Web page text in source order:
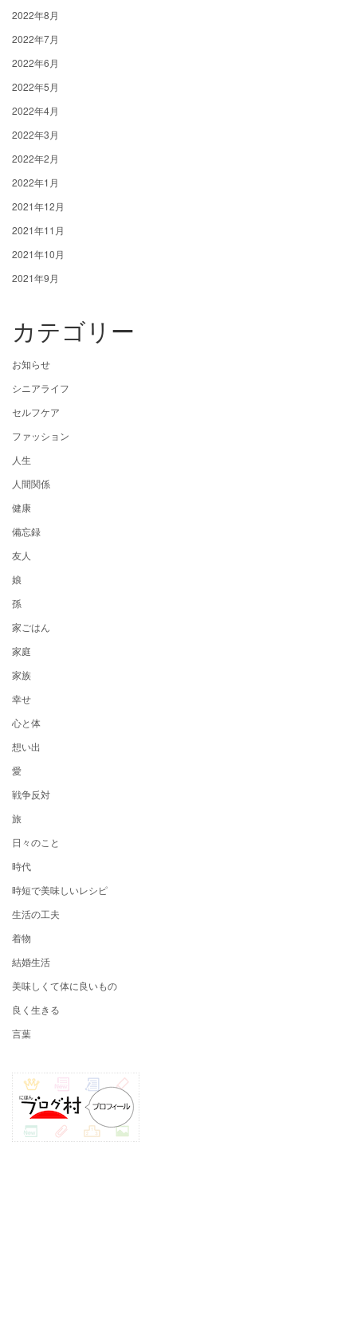
2022年8月
2022年7月
2022年6月
2022年5月
2022年4月
2022年3月
2022年2月
2022年1月
2021年12月
2021年11月
2021年10月
2021年9月
カテゴリー
お知らせ
シニアライフ
セルフケア
ファッション
人生
人間関係
健康
備忘録
友人
娘
孫
家ごはん
家庭
家族
幸せ
心と体
想い出
愛
戦争反対
旅
日々のこと
時代
時短で美味しいレシピ
生活の工夫
着物
結婚生活
美味しくて体に良いもの
良く生きる
言葉